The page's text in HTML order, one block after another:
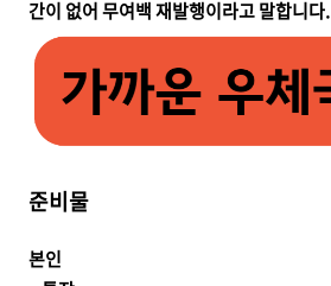
간이 없어 무여백 재발행이라고 말합니다.
준비물
본인